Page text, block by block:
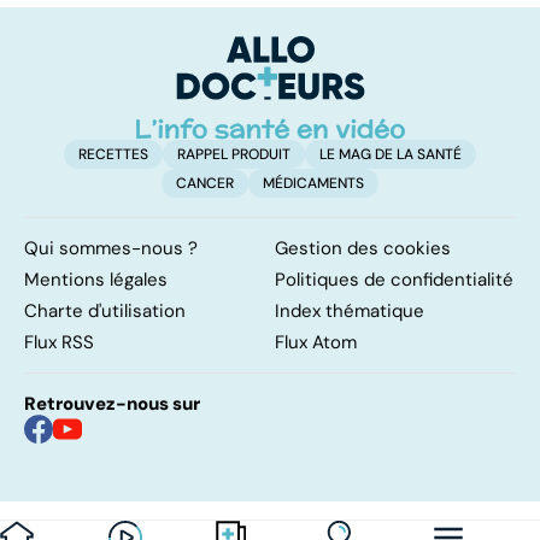
RECETTES RAPPEL PRODUIT
LE MAG DE LA SANTÉ
CANCER
MÉDICAMENTS
Qui sommes-nous ?
Gestion des cookies
Mentions légales
Politiques de confidentialité
Charte d'utilisation
Index thématique
Flux RSS
Flux Atom
Retrouvez-nous sur